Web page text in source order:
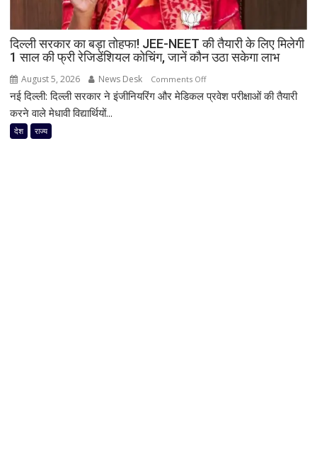
बचाने
वालों
को
सर्वोत्तम
जीवन
रक्षा
पदक
दिल्ली सरकार का बड़ा तोहफा! JEE-NEET की तैयारी के लिए मिलेगी
1 साल की फ्री रेजिडेंशियल कोचिंग, जानें कौन उठा सकेगा लाभ
August 5, 2026 News Desk Comments Offon
दिल्ली
नई दिल्ली: दिल्ली सरकार ने इंजीनियरिंग और मेडिकल प्रवेश परीक्षाओं की तैयारी
करने वाले मेधावी विद्यार्थियों...
देश राज्य